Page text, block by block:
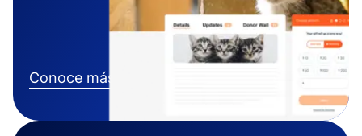
Conoce más